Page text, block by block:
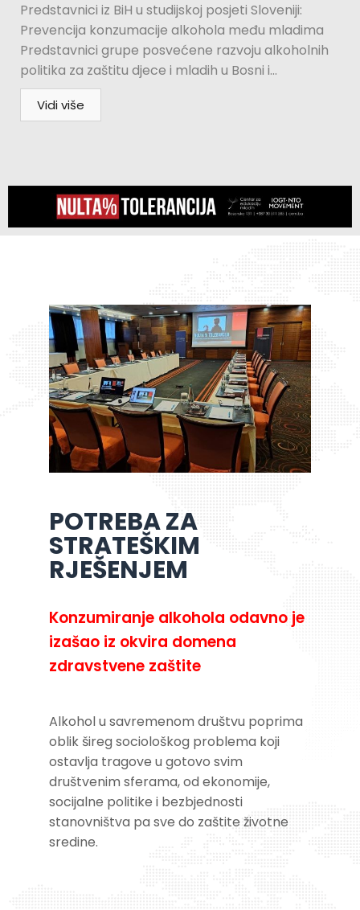
Predstavnici iz BiH u studijskoj posjeti Sloveniji:
Prevencija konzumacije alkohola među mladima
Predstavnici grupe posvećene razvoju alkoholnih
politika za zaštitu djece i mladih u Bosni i...
Vidi više
POTREBA ZA
STRATEŠKIM
RJEŠENJEM
Konzumiranje alkohola odavno je
izašao iz okvira domena
zdravstvene zaštite
Alkohol u savremenom društvu poprima
oblik šireg sociološkog problema koji
ostavlja tragove u gotovo svim
društvenim sferama, od ekonomije,
socijalne politike i bezbjednosti
stanovništva pa sve do zaštite životne
sredine.